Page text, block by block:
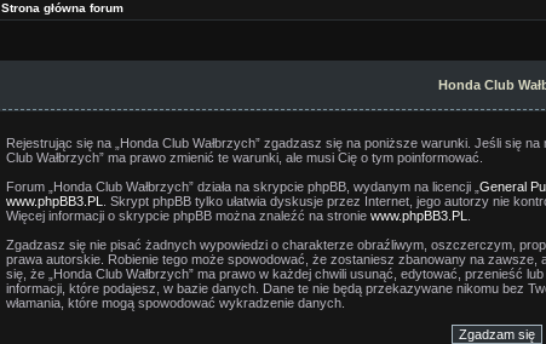
Strona główna forum
Honda Club
Rejestrując się na „Honda Club Wałbrzych” zgadzasz się na poniższe warunki. Jeśli się
Club Wałbrzych” ma prawo zmienić te warunki, ale musi Cię o tym poinformować.
Forum „Honda Club Wałbrzych” działa na skrypcie phpBB, wydanym na licencji „ General
www.phpBB3.PL
. Skrypt phpBB tylko ułatwia dyskusje przez Internet, jego autorzy nie
Więcej informacji o skrypcie phpBB można znaleźć na stronie www.phpBB3.PL
Zgadzasz się nie pisać żadnych wypowiedzi o charakterze obraźliwym, oszczerczym,
prawa autorskie. Robienie tego może spowodować, że zostaniesz zbanowany na
się, że „Honda Club Wałbrzych” ma prawo w każdej chwili usunąć, edytować, przenieść
informacji, które podajesz, w bazie danych. Dane te nie będą przekazywane nikomu bez
włamania, które mogą spowodować wykradzenie danych.